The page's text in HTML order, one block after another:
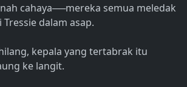
cahaya──mereka semua meledak
dalam asap.
kepala yang tertabrak itu
ke langit.